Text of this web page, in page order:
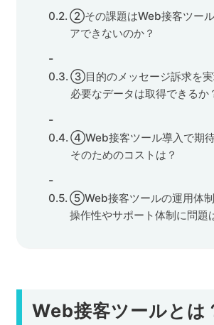
②その課題はWeb接客ツール
アできないのか？
③目的のメッセージ訴求を実
必要なデータは取得できるか
④Web接客ツール導入で期
そのためのコストは？
⑤Web接客ツールの運用体
操作性やサポート体制に問題
Web接客ツールとは